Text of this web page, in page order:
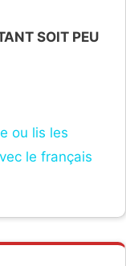
SOIT PEU
ou lis les
le français